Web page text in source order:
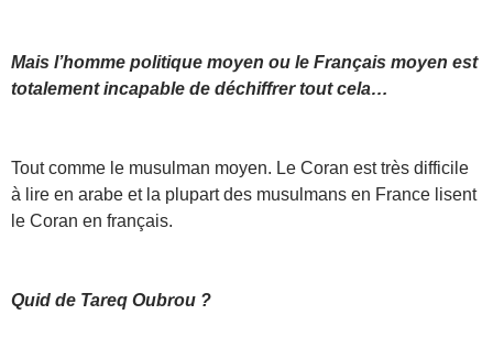
Mais l’homme politique moyen ou le Français moyen est
totalement incapable de déchiffrer tout cela…
Tout comme le musulman moyen. Le Coran est très difficile
à lire en arabe et la plupart des musulmans en France lisent
le Coran en français.
Quid de Tareq Oubrou ?